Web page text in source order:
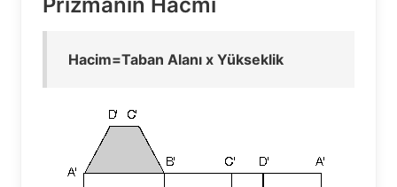
Hacim=Taban Alanı x Yükseklik